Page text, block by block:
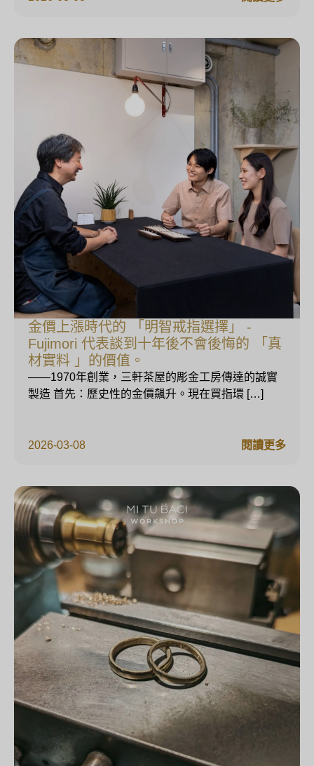
金價上漲時代的 「明智戒指選擇」 -
Fujimori 代表談到十年後不會後悔的 「真
材實料 」的價值。
2026-03-08
——1970年創業，三軒茶屋的彫金工房傳達的誠實
製造 首先：歷史性的金價飆升。現在買指環 […]
閱讀更多